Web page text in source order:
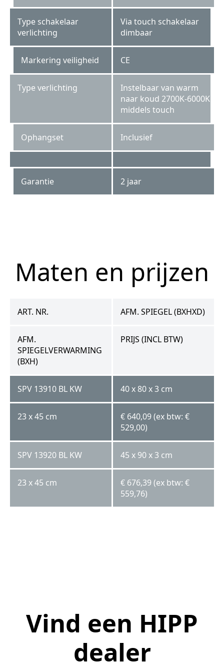
Type schakelaar
verlichting
Via touch schakelaar
dimbaar
Markering veiligheid CE
Type verlichting
Instelbaar van warm
naar koud 2700K-6000K
middels touch
Ophangset Inclusief
Garantie
2 jaar
Maten en prijzen
ART. NR. AFM. SPIEGEL (BXHXD)
AFM.
SPIEGELVERWARMING
(BXH)
PRIJS (INCL BTW)
SPV 13910 BL KW 40 x 80 x 3 cm
23 x 45 cm
€ 640,09 (ex btw: €
529,00)
SPV 13920 BL KW 45 x 90 x 3 cm
23 x 45 cm
€ 676,39 (ex btw: €
559,76)
Vind een HIPP
dealer